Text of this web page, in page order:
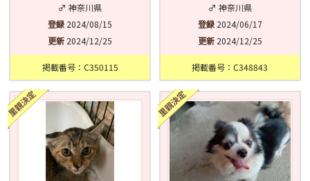
♂ 神奈川県
登録 2024/08/15
更新 2024/12/25
掲載番号：C350115
♂ 神奈川県
登録2024/06/17
更新2024/12/25
掲載番号：C348843